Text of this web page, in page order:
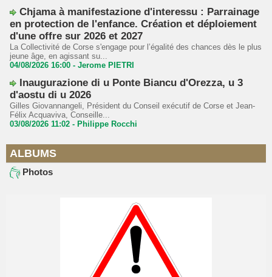
Chjama à manifestazione d'interessu : Parrainage
en protection de l'enfance. Création et déploiement
d'une offre sur 2026 et 2027
La Collectivité de Corse s'engage pour l’égalité des chances dès le plus
jeune âge, en agissant su...
04/08/2026 16:00 - Jerome PIETRI
Inaugurazione di u Ponte Biancu d'Orezza, u 3
d'aostu di u 2026
Gilles Giovannangeli, Président du Conseil exécutif de Corse et Jean-
Félix Acquaviva, Conseille...
03/08/2026 11:02 - Philippe Rocchi
ALBUMS
Photos